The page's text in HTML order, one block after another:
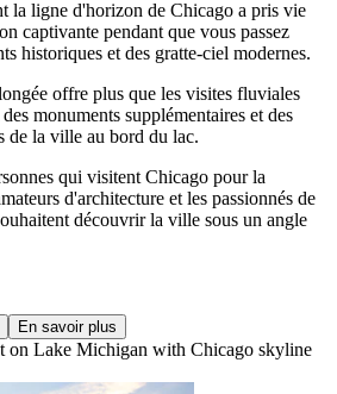
la ligne d'horizon de Chicago a pris vie
captivante pendant que vous passez
historiques et des gratte-ciel modernes.
offre plus que les visites fluviales
monuments supplémentaires et des
de la ville au bord du lac.
qui visitent Chicago pour la
d'architecture et les passionnés de
découvrir la ville sous un angle
En savoir plus
on Lake Michigan with Chicago skyline